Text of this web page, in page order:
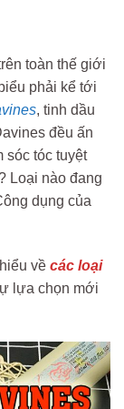
toàn thế giới
phải kể tới
, tinh dầu
đều ấn
tóc tuyệt
Loại nào đang
dụng của
về các loại
lựa chọn mới